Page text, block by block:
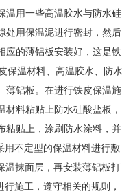
温用一些高温胶水与防水硅
处用保温泥进行密封，然后
应的薄铝板安装好，这是铁
保温材料、高温胶水、防水
薄铝板。在进行铁皮保温施
料粘贴上防水硅酸盐板，
粘贴上，涂刷防水涂料，并
用不定型的保温材料进行敷
温抹面层，再安装薄铝板打
施工，遵守相关的规则，